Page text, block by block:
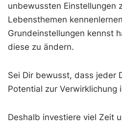
unbewussten Einstellungen
Lebensthemen
Grundeinstellungen kennst
diese zu ändern.
Sei Dir bewusst, dass jeder
Potential zur Verwirklichung
Deshalb investiere viel Zeit